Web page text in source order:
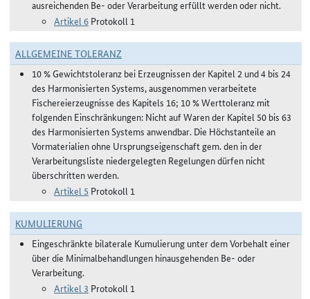
ausreichenden Be- oder Verarbeitung erfüllt werden oder nicht.
Artikel 6 Protokoll 1
ALLGEMEINE TOLERANZ
10 % Gewichtstoleranz bei Erzeugnissen der Kapitel 2 und 4 bis 24
des Harmonisierten Systems, ausgenommen verarbeitete
Fischereierzeugnisse des Kapitels 16; 10 % Werttoleranz mit
folgenden Einschränkungen: Nicht auf Waren der Kapitel 50 bis 63
des Harmonisierten Systems anwendbar. Die Höchstanteile an
Vormaterialien ohne Ursprungseigenschaft gem. den in der
Verarbeitungsliste niedergelegten Regelungen dürfen nicht
überschritten werden.
Artikel 5 Protokoll 1
KUMULIERUNG
Eingeschränkte bilaterale Kumulierung unter dem Vorbehalt einer
über die Minimalbehandlungen hinausgehenden Be- oder
Verarbeitung.
Artikel 3 Protokoll 1